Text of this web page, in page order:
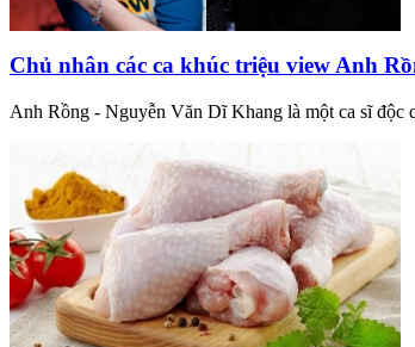
Chủ nhân các ca khúc triệu view Anh
Anh Rồng - Nguyễn Văn Dĩ Khang là một ca sĩ độc